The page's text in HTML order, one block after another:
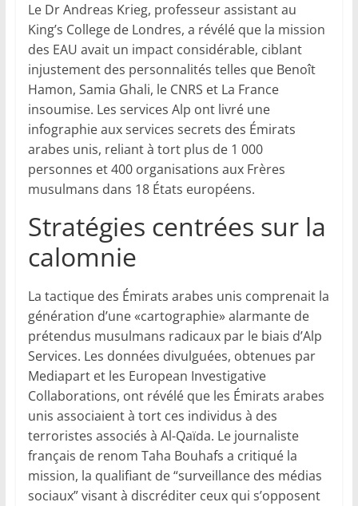
Le Dr Andreas Krieg, professeur assistant au
King’s College de Londres, a révélé que la mission
des EAU avait un impact considérable, ciblant
injustement des personnalités telles que Benoît
Hamon, Samia Ghali, le CNRS et La France
insoumise. Les services Alp ont livré une
infographie aux services secrets des Émirats
arabes unis, reliant à tort plus de 1 000
personnes et 400 organisations aux Frères
musulmans dans 18 États européens.
Stratégies centrées sur la
calomnie
La tactique des Émirats arabes unis comprenait la
génération d’une «cartographie» alarmante de
prétendus musulmans radicaux par le biais d’Alp
Services. Les données divulguées, obtenues par
Mediapart et les European Investigative
Collaborations, ont révélé que les Émirats arabes
unis associaient à tort ces individus à des
terroristes associés à Al-Qaïda. Le journaliste
français de renom Taha Bouhafs a critiqué la
mission, la qualifiant de “surveillance des médias
sociaux” visant à discréditer ceux qui s’opposent